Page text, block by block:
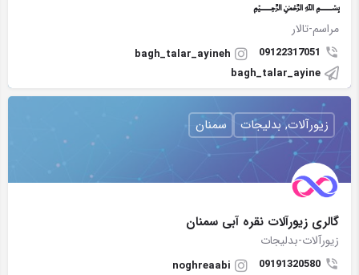
﷽
مراسم-تالار
09122317051
bagh_talar_ayineh
bagh_talar_ayine
گالری زیورآلات نقره آبی سمنان
زیورآلات-بدلیجات
09191320580
noghreaabi
زیورآلات, بدلیجات سمنان